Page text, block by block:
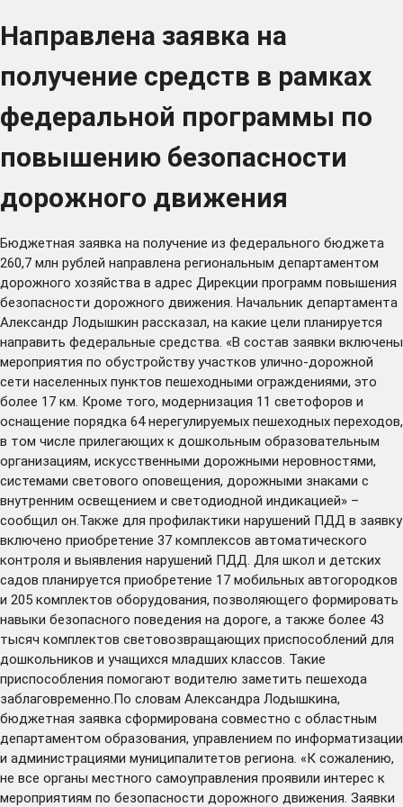
Направлена заявка на
получение средств в рамках
федеральной программы по
повышению безопасности
дорожного движения
Бюджетная заявка на получение из федерального бюджета
260,7 млн рублей направлена региональным департаментом
дорожного хозяйства в адрес Дирекции программ повышения
безопасности дорожного движения. Начальник департамента
Александр Лодышкин рассказал, на какие цели планируется
направить федеральные средства. «В состав заявки включены
мероприятия по обустройству участков улично-дорожной
сети населенных пунктов пешеходными ограждениями, это
более 17 км. Кроме того, модернизация 11 светофоров и
оснащение порядка 64 нерегулируемых пешеходных переходов,
в том числе прилегающих к дошкольным образовательным
организациям, искусственными дорожными неровностями,
системами светового оповещения, дорожными знаками с
внутренним освещением и светодиодной индикацией» –
сообщил он.Также для профилактики нарушений ПДД в заявку
включено приобретение 37 комплексов автоматического
контроля и выявления нарушений ПДД. Для школ и детских
садов планируется приобретение 17 мобильных автогородков
и 205 комплектов оборудования, позволяющего формировать
навыки безопасного поведения на дороге, а также более 43
тысяч комплектов световозвращающих приспособлений для
дошкольников и учащихся младших классов. Такие
приспособления помогают водителю заметить пешехода
заблаговременно.По словам Александра Лодышкина,
бюджетная заявка сформирована совместно с областным
департаментом образования, управлением по информатизации
и администрациями муниципалитетов региона. «К сожалению,
не все органы местного самоуправления проявили интерес к
мероприятиям по безопасности дорожного движения. Заявки